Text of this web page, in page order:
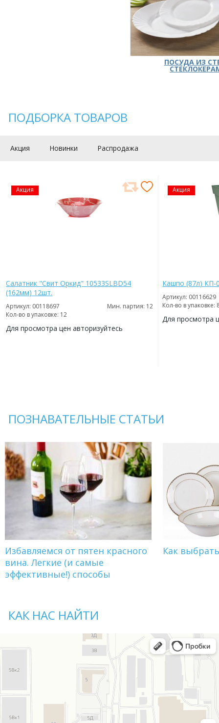
ПОСУДА ИЗ
ПОДБОРКА ТОВАРОВ
Акция Новинки Распродажа
Акция
Салатник "Свит Оркид" 10533SLBD54
(162мм) 12шт.
Артикул: 00118697
Мин. партия: 12
Кол-во в упаковке: 12
Для просмотра цен авторизуйтесь
Акция
Кашпо (87л) КП-
Артикул: 00116629
Кол-во в упаковке:
Для просмотра
ПОЗНАВАТЕЛЬНЫЕ СТАТЬИ
Избавляемся от пятен красного
вина. Легкие (и самые
эффективные!) способы
Как
КАК НАС НАЙТИ